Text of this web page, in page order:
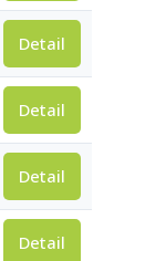
Detail
Detail
Detail
Detail